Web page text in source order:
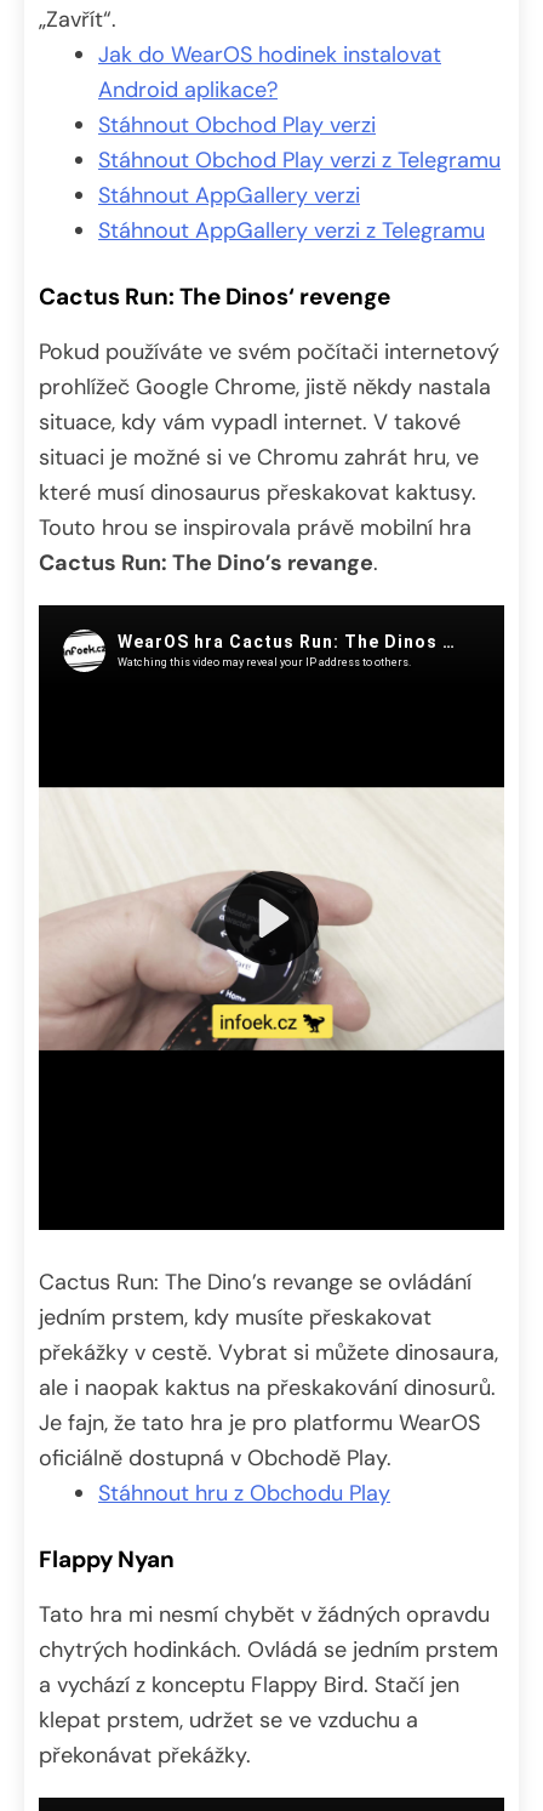
„Zavřít“.
Jak do WearOS hodinek instalovat
Android aplikace?
Stáhnout Obchod Play verzi
Stáhnout Obchod Play verzi z Telegramu
Stáhnout AppGallery verzi
Stáhnout AppGallery verzi z Telegramu
Cactus Run: The Dinos‘ revenge
Pokud používáte ve svém počítači internetový
prohlížeč Google Chrome, jistě někdy nastala
situace, kdy vám vypadl internet. V takové
situaci je možné si ve Chromu zahrát hru, ve
které musí dinosaurus přeskakovat kaktusy.
Touto hrou se inspirovala právě mobilní hra
Cactus Run: The Dino’s revange.
Cactus Run: The Dino’s revange se ovládání
jedním prstem, kdy musíte přeskakovat
překážky v cestě. Vybrat si můžete dinosaura,
ale i naopak kaktus na přeskakování dinosurů.
Je fajn, že tato hra je pro platformu WearOS
oficiálně dostupná v Obchodě Play.
Stáhnout hru z Obchodu Play
Flappy Nyan
Tato hra mi nesmí chybět v žádných opravdu
chytrých hodinkách. Ovládá se jedním prstem
a vychází z konceptu Flappy Bird. Stačí jen
klepat prstem, udržet se ve vzduchu a
překonávat překážky.